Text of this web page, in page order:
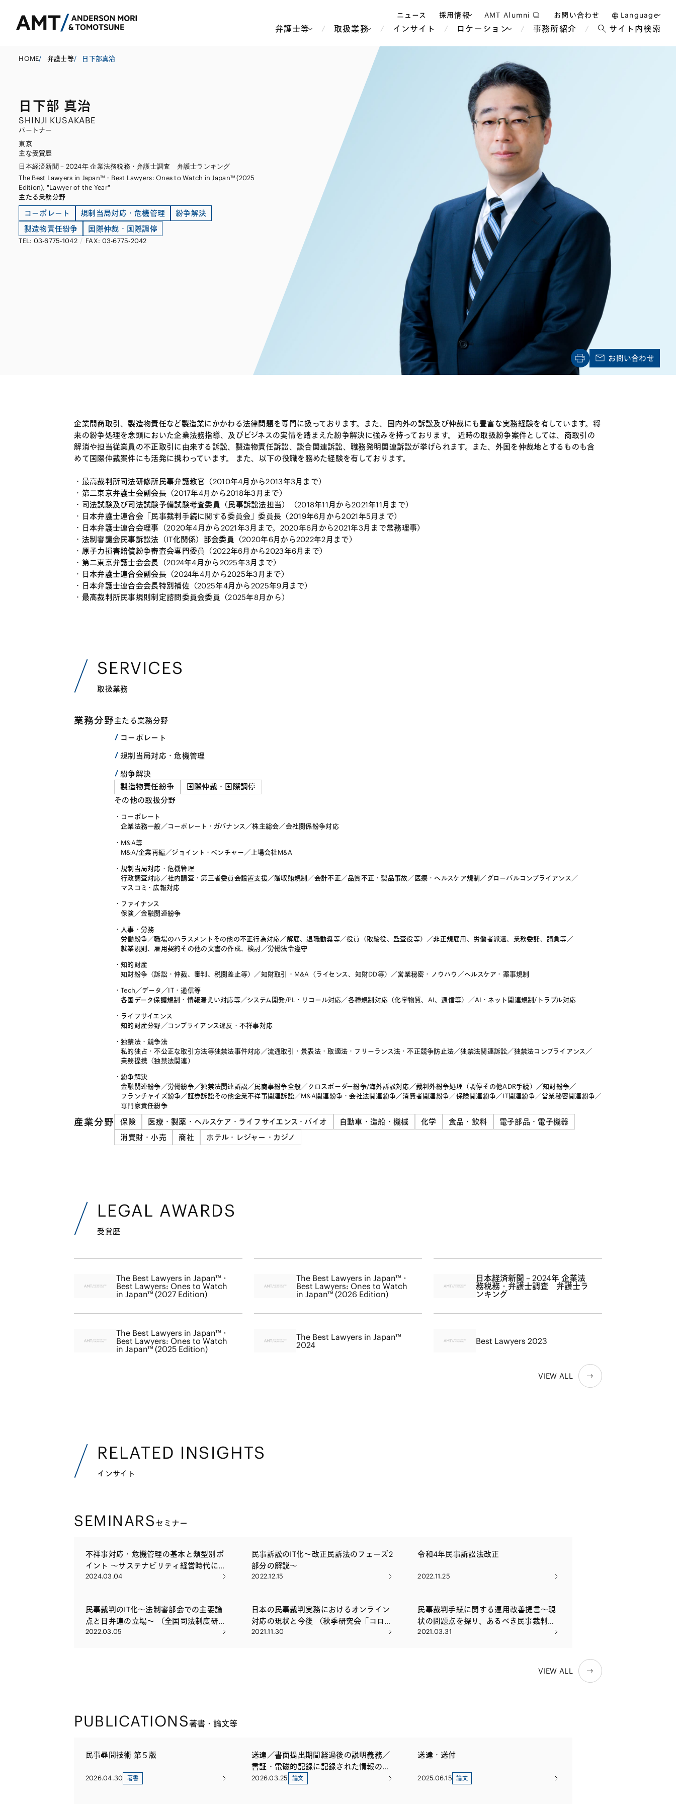
ニュース 採用情報 AMT Alumni お問い合わせ Language
日本語
弁護士等 取扱業務
M&A等
キャピタル・マーケッツ
Tech／データ／IT・通信等
ライフサイエンス
メディア・エンターテイン
ウェルス・マネジメント
資源・エネルギー
紛争解決
事業再生・倒産
国際通商および経済安全保
障
海外法務
サステナビリティ法務
証券
信託
通信・メディア・エンター
テインメント
情報産業・インターネッ
ト・セキュリティ
医療・製薬・ヘルスケア・
ライフサイエンス・バイオ
スポーツ
鉄鋼・金属
電子部品・電子機器
消費財・小売
商社
建設・土木・インフラ
ホテル・レジャー・カジノ
教育・人材
政府・地方公共団体・公的
機関
FinTech
デジタル
航空・宇宙
AI・テクノロジー
南アジア
ヨーロッパ
アフリカ
インサイト ロケーション
シンガポール
バンコク
ジャカルタ
マレーシア
ロンドン
ブリュッセル
パリ
事務所紹介 サイト内検索
HOME/ 弁護士等/ 日下部真治
日下部 真治
SHINJI KUSAKABE
パートナー
東京
主な受賞歴
日本経済新聞 – 2024年 企業法務税務・弁護士調査 弁護士ランキング
The Best Lawyers in Japan™・Best Lawyers: Ones to Watch in Japan™ (2025
Edition), "Lawyer of the Year"
主たる業務分野
コーポレート 規制当局対応・危機管理
紛争解決
製造物責任紛争
国際仲裁・国際調停
TEL: 03-6775-1042 / FAX: 03-6775-2042
お問い合わせ
企業間商取引、製造物責任など製造業にかかわる法律問題を専門に扱っております。また、国内外の訴訟及び仲裁にも豊富な実務経験を有しています。将
来の紛争処理を念頭においた企業法務指導、及びビジネスの実情を踏まえた紛争解決に強みを持っております。 近時の取扱紛争案件としては、商取引の
解消や担当従業員の不正取引に由来する訴訟、製造物責任訴訟、談合関連訴訟、職務発明関連訴訟が挙げられます。また、外国を仲裁地とするものも含
めて国際仲裁案件にも活発に携わっています。 また、以下の役職を務めた経験を有しております。
・最高裁判所司法研修所民事弁護教官（2010年4月から2013年3月まで）
・第二東京弁護士会副会長（2017年4月から2018年3月まで）
・司法試験及び司法試験予備試験考査委員（民事訴訟法担当）（2018年11月から2021年11月まで）
・日本弁護士連合会「民事裁判手続に関する委員会」委員長（2019年6月から2021年5月まで）
・日本弁護士連合会理事（2020年4月から2021年3月まで。2020年6月から2021年3月まで常務理事）
・法制審議会民事訴訟法（IT化関係）部会委員（2020年6月から2022年2月まで）
・原子力損害賠償紛争審査会専門委員（2022年6月から2023年6月まで）
・第二東京弁護士会会長（2024年4月から2025年3月まで）
・日本弁護士連合会副会長（2024年4月から2025年3月まで）
・日本弁護士連合会会長特別補佐（2025年4月から2025年9月まで）
・最高裁判所民事規則制定諮問委員会委員（2025年8月から）
SERVICES
取扱業務
業務分野主たる業務分野
コーポレート
規制当局対応・危機管理
紛争解決
製造物責任紛争
国際仲裁・国際調停
その他の取扱分野
コーポレート
企業法務一般／コーポレート・ガバナンス／株主総会／会社関係紛争対応
M&A等
M&A/企業再編／ジョイント・ベンチャー／上場会社M&A
規制当局対応・危機管理
行政調査対応／社内調査・第三者委員会設置支援／贈収賄規制／会計不正／品質不正・製品事故／医療・ヘルスケア規制／グローバルコンプライアンス／
マスコミ・広報対応
ファイナンス
保険／金融関連紛争
人事・労務
労働紛争／職場のハラスメントその他の不正行為対応／解雇、退職勧奨等／役員（取締役、監査役等） ／非正規雇用、労働者派遣、業務委託、請負等／
就業規則、雇用契約その他の文書の作成、検討／労働法令遵守
知的財産
知財紛争（訴訟・仲裁、審判、税関差止等） ／知財取引・M&A（ライセンス、知財DD等） ／営業秘密・ノウハウ ／ヘルスケア・薬事規制
Tech／データ／IT・通信等
各国データ保護規制・情報漏えい対応等／システム開発/PL・リコール対応／各種規制対応（化学物質、AI、通信等） ／AI・ネット関連規制/トラブル対応
ライフサイエンス
知的財産分野／コンプライアンス違反・不祥事対応
独禁法・競争法
私的独占・不公正な取引方法等独禁法事件対応／流通取引・景表法・取適法・フリーランス法・不正競争防止法／独禁法関連訴訟／独禁法コンプライアンス／
業務提携（独禁法関連）
紛争解決
金融関連紛争／労働紛争／独禁法関連訴訟／民商事紛争全般／クロスボーダー紛争/海外訴訟対応／裁判外紛争処理（調停その他ADR手続） ／知財紛争／
フランチャイズ紛争／証券訴訟その他企業不祥事関連訴訟／M&A関連紛争・会社法関連紛争／消費者関連紛争／保険関連紛争／IT関連紛争／営業秘密関連紛争／
専門家責任紛争
産業分野 保険 医療・製薬・ヘルスケア・ライフサイエンス・バイオ 自動車・造船・機械 化学 食品・飲料
電子部品・電子機器
消費財・小売
商社 ホテル・レジャー・カジノ
LEGAL AWARDS
受賞歴
The Best Lawyers in Japan™・
Best Lawyers: Ones to Watch
in Japan™ (2027 Edition)
The Best Lawyers in Japan™・
Best Lawyers: Ones to Watch
in Japan™ (2026 Edition)
日本経済新聞 – 2024年 企業法
務税務・弁護士調査 弁護士ラ
ンキング
The Best Lawyers in Japan™・
Best Lawyers: Ones to Watch
in Japan™ (2025 Edition)
The Best Lawyers in Japan™
2024
Best Lawyers 2023
VIEW ALL
RELATED INSIGHTS
インサイト
SEMINARS セミナー
不祥事対応・危機管理の基本と類型別ポ
イント ～サステナビリティ経営時代にお
ける危機管理の実務～（第1回） 「不祥
2024.03.04
民事訴訟のIT化～改正民訴法のフェーズ2
部分の解説～
2022.12.15
令和4年民事訴訟法改正
2022.11.25
民事裁判のIT化～法制審部会での主要論
点と日弁連の立場～ （全国司法制度研究
集会における講演）
2022.03.05
日本の民事裁判実務におけるオンライン
対応の現状と今後 （秋季研究会「コロナ
禍における国際裁判・国際仲裁の変化」
2021.11.30
民事裁判手続に関する運用改善提言～現
状の問題点を探り、あるべき民事裁判の
運用を考える！～（民事裁判シンポジウ
2021.03.31
VIEW ALL
PUBLICATIONS著書・論文等
民事尋問技術 第５版
2026.04.30 著書
送達／書面提出期間経過後の説明義務／
書証・電磁的記録に記録された情報の内
容の取調べ等
2026.03.25 論文
送達・送付
2025.06.15 論文